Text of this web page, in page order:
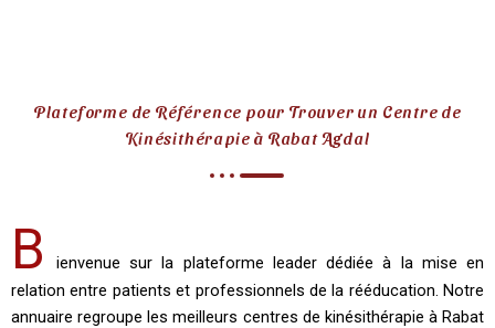
Plateforme de Référence pour Trouver un Centre de
Kinésithérapie à Rabat Agdal
B
ienvenue sur la plateforme leader dédiée à la mise en
relation entre patients et professionnels de la rééducation. Notre
annuaire regroupe les meilleurs centres de kinésithérapie à Rabat